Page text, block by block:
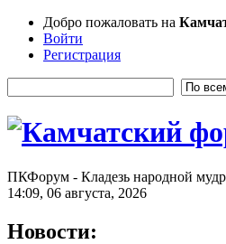
Добро пожаловать на
Войти
Регистрация
ПКФорум - Кладезь народной
14:09, 06 августа, 2026
Новости: